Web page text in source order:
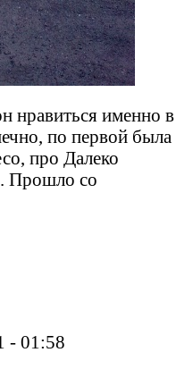
нравиться именно в
по первой была
про Далеко
Прошло со
- 01:58